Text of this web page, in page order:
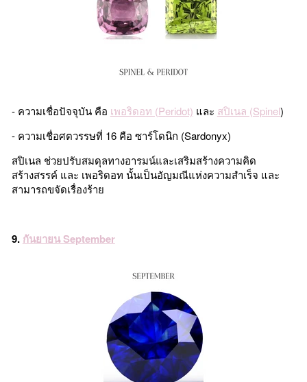
- ความเชื่อปัจจุบัน คือ เพอริดอท (Peridot) และ สปิเนล (Spinel)
- ความเชื่อศตวรรษที่ 16 คือ ซาร์โดนิก (Sardonyx)
สปิเนล ช่วยปรับสมดุลทางอารมน์และเสริมสร้างความคิด
สร้างสรรค์ และ เพอริดอท นั้นเป็นอัญมณีแห่งความสำเร็จ และ
สามารถขจัดเรื่องร้าย
9. กันยายน September